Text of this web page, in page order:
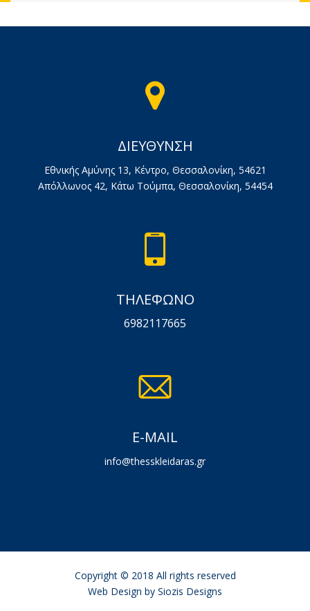
ΔΙΕΥΘΥΝΣΗ
Εθνικής Αμύνης 13, Κέντρο, Θεσσαλονίκη, 54621
Απόλλωνος 42, Κάτω Τούμπα, Θεσσαλονίκη, 54454
ΤΗΛΕΦΩΝΟ
6982117665
E-MAIL
info@thesskleidaras.gr
Copyright © 2018 All rights reserved
Web Design by Siozis Designs